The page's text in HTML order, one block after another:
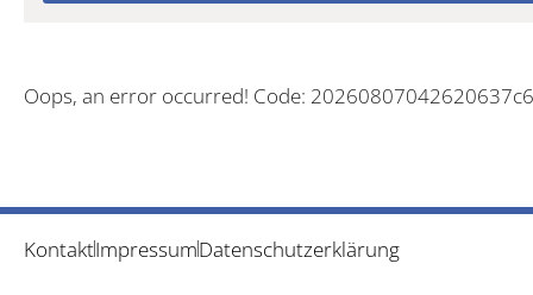
Oops, an error occurred! Code:
KontaktImpressumDatenschutzerklärung